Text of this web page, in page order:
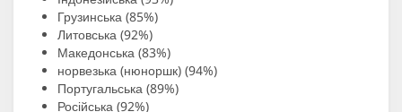
Грузинська (85%)
Литовська (92%)
Македонська (83%)
норвезька (нюноршк) (94%)
Португальська (89%)
Російська (92%)